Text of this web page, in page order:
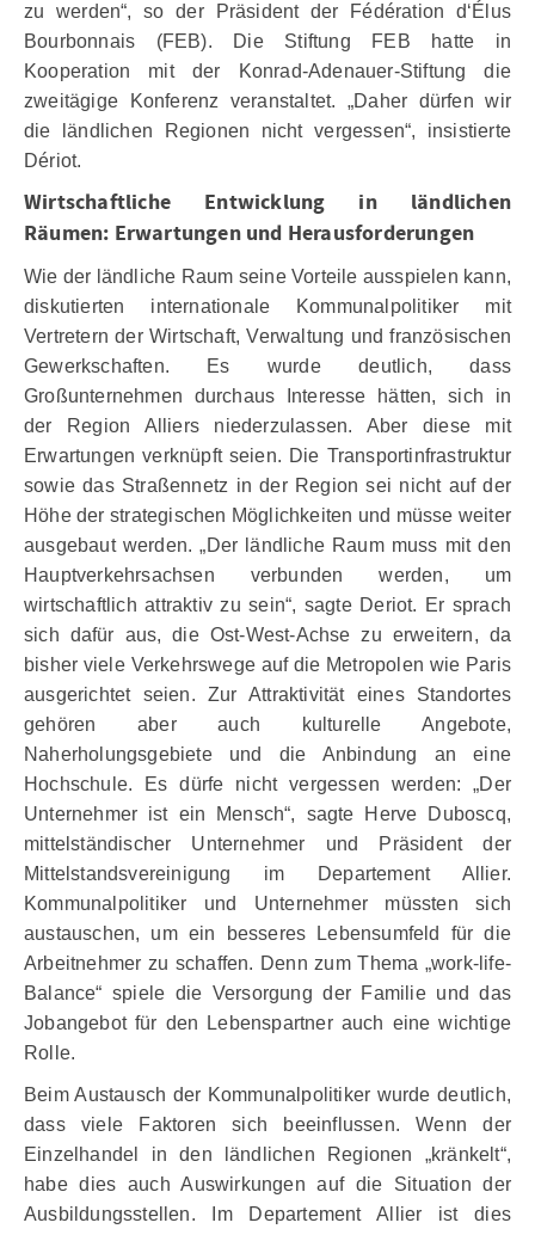
zu werden“, so der Präsident der Fédération d‘Élus
Bourbonnais (FEB). Die Stiftung FEB hatte in
Kooperation mit der Konrad-Adenauer-Stiftung die
zweitägige Konferenz veranstaltet. „Daher dürfen wir
die ländlichen Regionen nicht vergessen“, insistierte
Dériot.
Wirtschaftliche Entwicklung in ländlichen
Räumen: Erwartungen und Herausforderungen
Wie der ländliche Raum seine Vorteile ausspielen kann,
diskutierten internationale Kommunalpolitiker mit
Vertretern der Wirtschaft, Verwaltung und französischen
Gewerkschaften. Es wurde deutlich, dass
Großunternehmen durchaus Interesse hätten, sich in
der Region Alliers niederzulassen. Aber diese mit
Erwartungen verknüpft seien. Die Transportinfrastruktur
sowie das Straßennetz in der Region sei nicht auf der
Höhe der strategischen Möglichkeiten und müsse weiter
ausgebaut werden. „Der ländliche Raum muss mit den
Hauptverkehrsachsen verbunden werden, um
wirtschaftlich attraktiv zu sein“, sagte Deriot. Er sprach
sich dafür aus, die Ost-West-Achse zu erweitern, da
bisher viele Verkehrswege auf die Metropolen wie Paris
ausgerichtet seien. Zur Attraktivität eines Standortes
gehören aber auch kulturelle Angebote,
Naherholungsgebiete und die Anbindung an eine
Hochschule. Es dürfe nicht vergessen werden: „Der
Unternehmer ist ein Mensch“, sagte Herve Duboscq,
mittelständischer Unternehmer und Präsident der
Mittelstandsvereinigung im Departement Allier.
Kommunalpolitiker und Unternehmer müssten sich
austauschen, um ein besseres Lebensumfeld für die
Arbeitnehmer zu schaffen. Denn zum Thema „work-life-
Balance“ spiele die Versorgung der Familie und das
Jobangebot für den Lebenspartner auch eine wichtige
Rolle.
Beim Austausch der Kommunalpolitiker wurde deutlich,
dass viele Faktoren sich beeinflussen. Wenn der
Einzelhandel in den ländlichen Regionen „kränkelt“,
habe dies auch Auswirkungen auf die Situation der
Ausbildungsstellen. Im Departement Allier ist dies